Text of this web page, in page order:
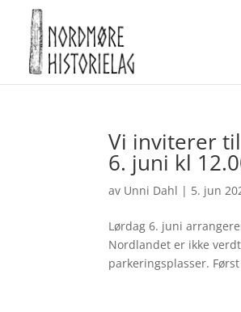
Vi inviterer
6. juni kl
av Unni Dahl | 5. jun
Lørdag 6. juni
Nordlandet er ikke
parkeringsplasser.